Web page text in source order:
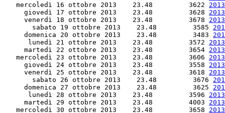
   mercoledì 16 ottobre 2013    23.48         3622
     giovedì 17 ottobre 2013    23.48         3628
     venerdì 18 ottobre 2013    23.48         3678
       sabato 19 ottobre 2013    23.48         3585
     domenica 20 ottobre 2013    23.48         3483
      lunedì 21 ottobre 2013    23.48         3572
     martedì 22 ottobre 2013    23.48         3654
   mercoledì 23 ottobre 2013    23.48         3606
     giovedì 24 ottobre 2013    23.48         3558
     venerdì 25 ottobre 2013    23.48         3618
       sabato 26 ottobre 2013    23.48         3676
     domenica 27 ottobre 2013    23.48         3625
      lunedì 28 ottobre 2013    23.48         3596
     martedì 29 ottobre 2013    23.48         4003
   mercoledì 30 ottobre 2013    23.48         3658